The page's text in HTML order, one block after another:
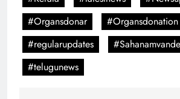
#Organsdonar
#Organsdonation
#regularupdates
#Sahanamvande
#telugunews